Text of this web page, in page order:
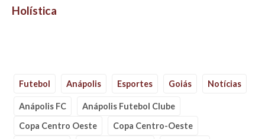
Holística
Futebol Anápolis Esportes Goiás Notícias
Anápolis FC
Anápolis Futebol Clube
Copa Centro Oeste
Copa Centro-Oeste